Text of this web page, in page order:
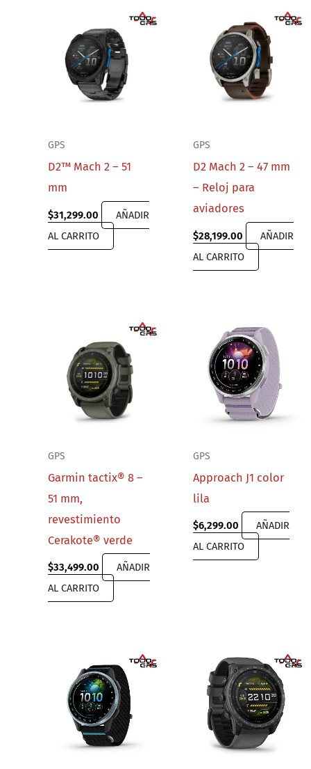
GPS
D2™ Mach 2 – 51
mm
$31,299.00
AÑADIR
AL CARRITO
GPS
D2 Mach 2 – 47 mm
– Reloj para
aviadores
$28,199.00
AÑADIR
AL CARRITO
GPS
Garmin tactix® 8 –
51 mm,
revestimiento
Cerakote® verde
$33,499.00
AÑADIR
AL CARRITO
GPS
Approach J1 color
lila
$6,299.00
AÑADIR
AL CARRITO